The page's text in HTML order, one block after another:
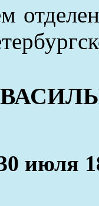
июля